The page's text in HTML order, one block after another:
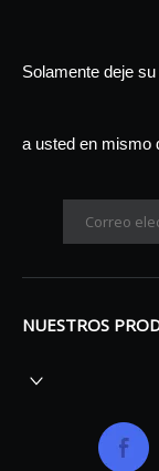
Solamente deje
a usted en mismo
NUESTROS